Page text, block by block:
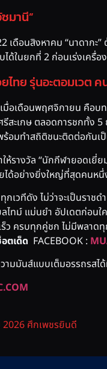
มานี”
เดือนสิงหาคม “นาดากะ
ได้ในยกที่ 2 ก่อนเร่งเค
ไทย รุ่นอะตอมเวต
อเดือนพฤศจิกายน คือบ
ะเกษ ตลอดการชกทั้ง 5
อมทำสถิติชนะติดต่อกันเ
รางวัล “นักกีฬายอดเยี่
ได้อย่างยิ่งใหญ่ที่สุดคนห
กเวทีดัง ไม่ว่าจะเป็นราช
ไทม์ แม่นยำ อัปเดตก่อน
ร็ว ครบทุกคู่ชก ไม่มีพลาด
ตเด็ด FACEBOOK :
มมันส์แบบเต็มอรรถรสไ
ศึกเพชรยินดี